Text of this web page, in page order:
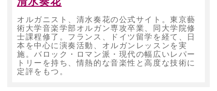
オルガニスト、清水奏花の公式サイト。東京藝
術大学音楽学部オルガン専攻卒業、同大学院修
士課程修了。フランス、ドイツ留学を経て、日
本を中心に演奏活動、オルガンレッスンを実
施。バロック・ロマン派・現代の幅広いレパー
トリーを持ち、情熱的な音楽性と高度な技術に
定評をもつ。